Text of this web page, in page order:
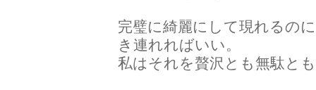
完璧に綺麗にして現れるの
き連れればいい。
私はそれを贅沢とも無駄と